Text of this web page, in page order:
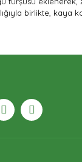
birlikte, kaya
eksik bilgiler